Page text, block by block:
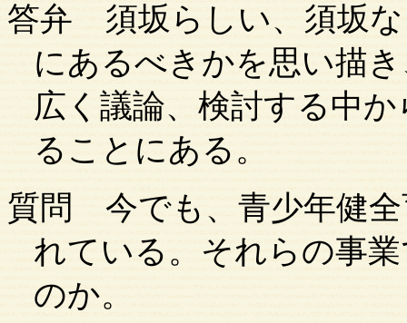
答弁 須坂らしい、須坂
にあるべきかを思い描
広く議論、検討する中
ることにある。
質問
今でも、青少年健
れている。それらの事
のか。